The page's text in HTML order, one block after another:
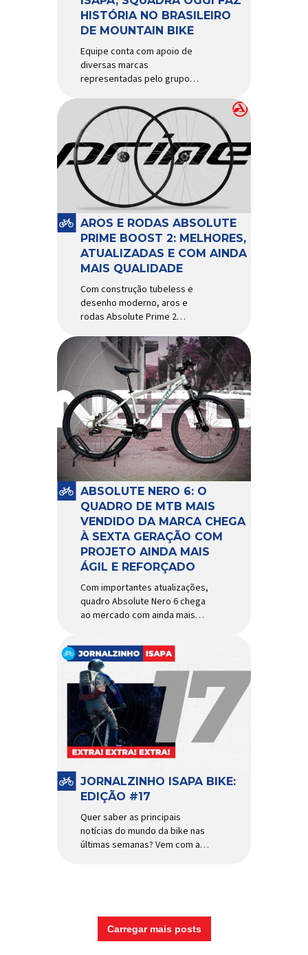
HISTÓRIA NO BRASILEIRO
DE MOUNTAIN BIKE
Equipe conta com apoio de
diversas marcas
representadas pelo grupo
Finish Lline, Park Tool, Protaper
e Zéfal Histórico. Assim pode
ser definida a participação da
Squadra Oggi no Campeonato
Brasileiro de Mountain Bike
2026, realizado em São José
dos Campos-SP entre os dias
23 e 26 de julho. Com cinco […]
AROS E RODAS ABSOLUTE
PRIME BOOST 2: MELHORES,
ATUALIZADAS E COM AINDA
MAIS QUALIDADE
Com construção tubeless e
desenho moderno, aros e
rodas Absolute Prime 2
diversas melhorias No
mercado brasileiro há alguns
anos, os aros e as rodas
Absolute Prime chegaram
como uma opção para pilotos
de cross country e trail em
busca de alto desempenho e
preço realmente competitivo.
Para isso, a marca […]
ABSOLUTE NERO 6: O
QUADRO DE MTB MAIS
VENDIDO DA MARCA CHEGA
À SEXTA GERAÇÃO COM
PROJETO AINDA MAIS
ÁGIL E REFORÇADO
Com importantes atualizações,
quadro Absolute Nero 6 chega
ao mercado com ainda mais
uso urbano e MTB recreacional
Um dos quadros de maior
sucesso do mercado de
bicicletas brasileiro chega em
nova versão: o
Absolute Nero 6, sexta geração
do quadro mais vendido da
marca nacional. Extremamente
popular para quem busca uma
JORNALZINHO ISAPA BIKE:
EDIÇÃO #17
Quer saber as principais
notícias do mundo da bike nas
últimas semanas? Vem com a
Carregar mais posts